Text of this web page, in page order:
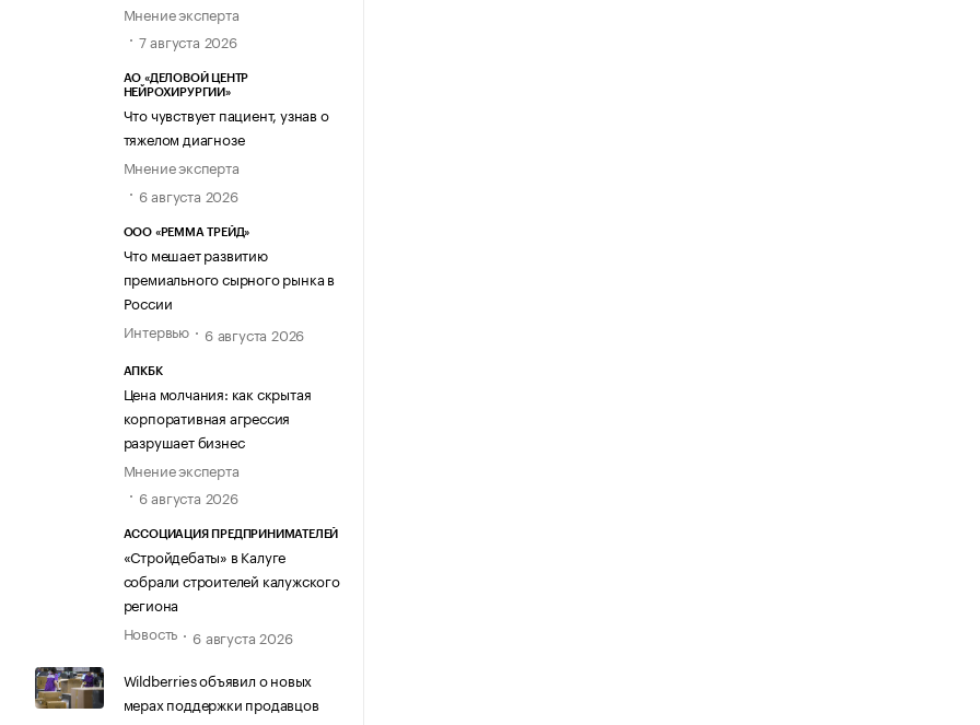
Мнение эксперта
7 августа 2026
АО «ДЕЛОВОЙ ЦЕНТР
НЕЙРОХИРУРГИИ»
Что чувствует пациент, узнав о
тяжелом диагнозе
Мнение эксперта
6 августа 2026
ООО «РЕММА ТРЕЙД»
Что мешает развитию
премиального сырного рынка в
России
Интервью
6 августа 2026
АПКБК
Цена молчания: как скрытая
корпоративная агрессия
разрушает бизнес
Мнение эксперта
6 августа 2026
АССОЦИАЦИЯ ПРЕДПРИНИМАТЕЛЕЙ
«Стройдебаты» в Калуге
собрали строителей калужского
региона
Новость
6 августа 2026
Wildberries объявил о новых
мерах поддержки продавцов